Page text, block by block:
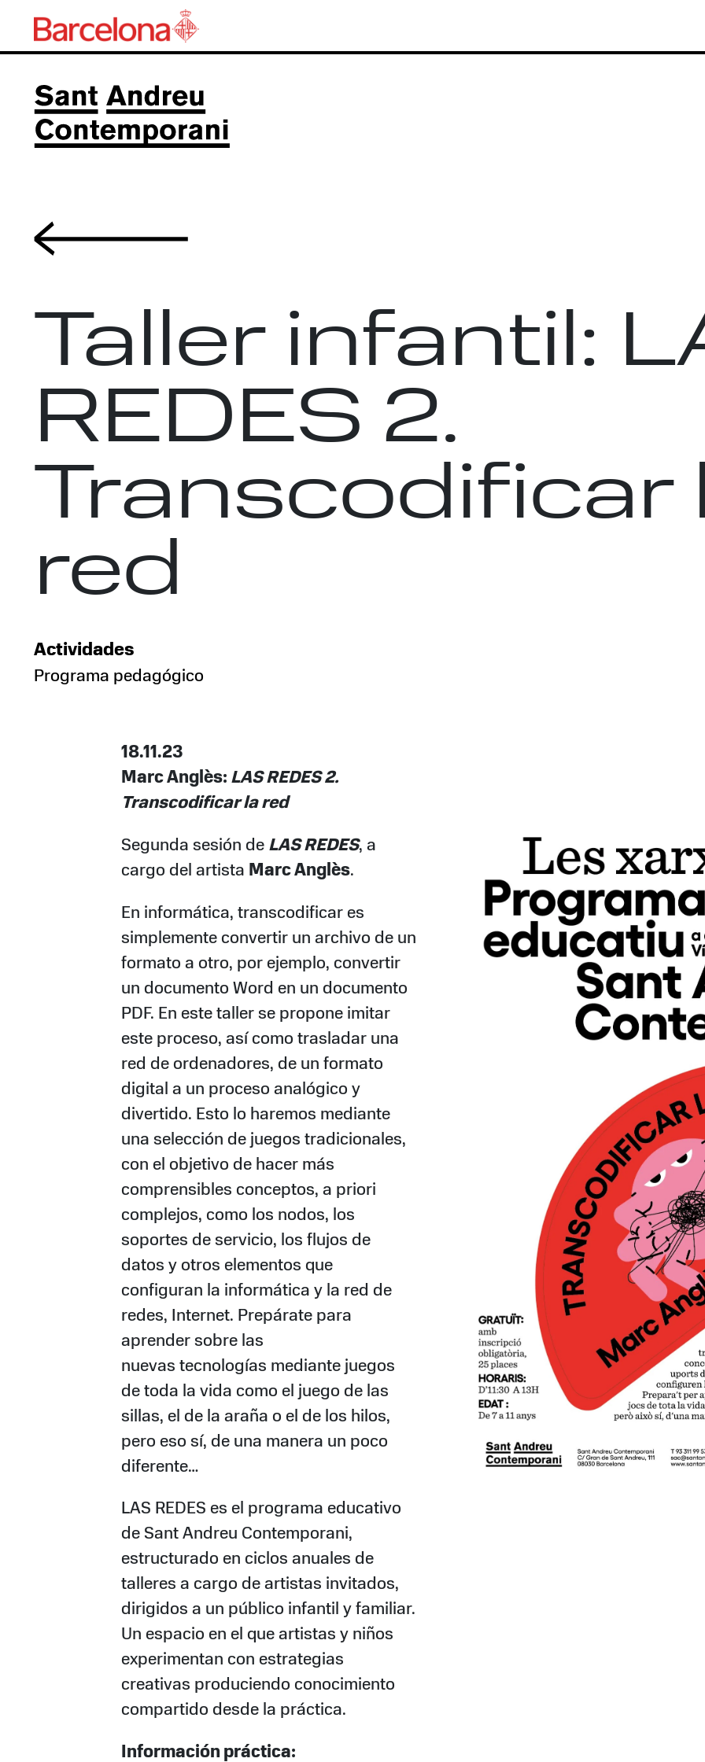
Taller infantil:
REDES 2.
Transcodificar
red
Actividades
Programa pedagógico
18.11.23
Marc Anglès: LAS REDES 2.
Transcodificar la red
Segunda sesión de LAS REDES, a
cargo del artista Marc Anglès.
En informática, transcodificar es
simplemente convertir un archivo de un
formato a otro, por ejemplo, convertir
un documento Word en un documento
PDF. En este taller se propone imitar
este proceso, así como trasladar una
red de ordenadores, de un formato
digital a un proceso analógico y
divertido. Esto lo haremos mediante
una selección de juegos tradicionales,
con el objetivo de hacer más
comprensibles conceptos, a priori
complejos, como los nodos, los
soportes de servicio, los flujos de
datos y otros elementos que
configuran la informática y la red de
redes, Internet. Prepárate para
aprender sobre las
nuevas tecnologías mediante juegos
de toda la vida como el juego de las
sillas, el de la araña o el de los hilos,
pero eso sí, de una manera un poco
diferente…
LAS REDES es el programa educativo
de Sant Andreu Contemporani,
estructurado en ciclos anuales de
talleres a cargo de artistas invitados,
dirigidos a un público infantil y familiar.
Un espacio en el que artistas y niños
experimentan con estrategias
creativas produciendo conocimiento
compartido desde la práctica.
Información práctica: